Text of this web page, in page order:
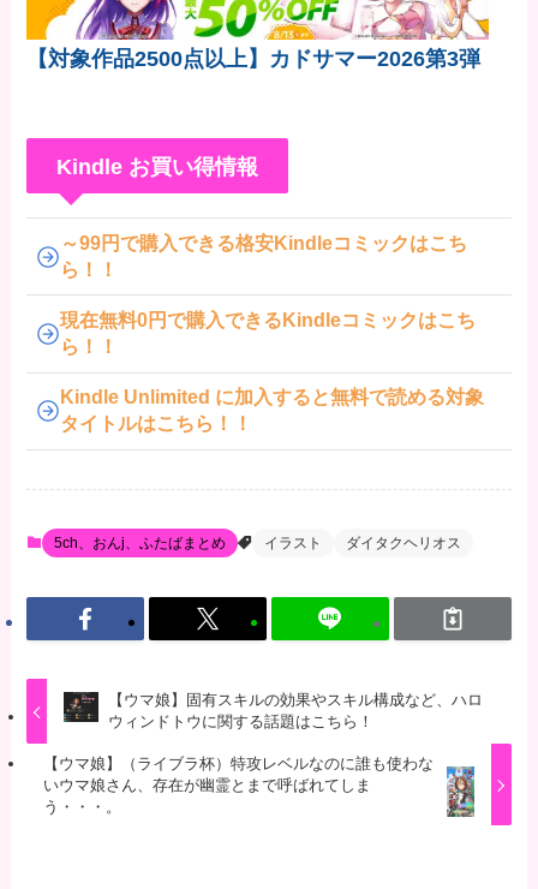
【対象作品2500点以上】カドサマー2026第3弾
Kindle お買い得情報
～99円で購入できる格安Kindleコミックはこち
ら！！
現在無料0円で購入できるKindleコミックはこち
ら！！
Kindle Unlimited に加入すると無料で読める対象
タイトルはこちら！！
5ch、おんj、ふたばまとめ イラスト ダイタクヘリオス
【ウマ娘】固有スキルの効果やスキル構成など、ハロ
ウィンドトウに関する話題はこちら！
【ウマ娘】（ライブラ杯）特攻レベルなのに誰も使わな
いウマ娘さん、存在が幽霊とまで呼ばれてしま
う・・・。